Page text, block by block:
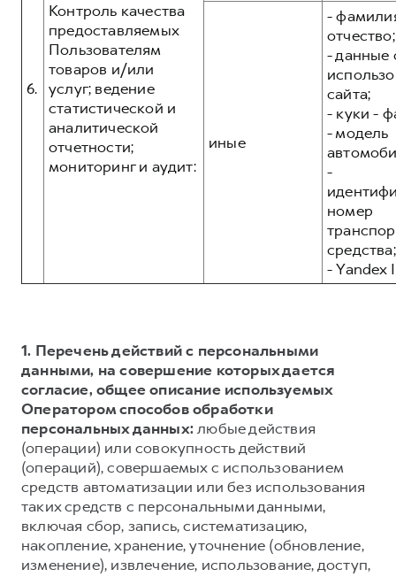
6.
Контроль качества
предоставляемых
Пользователям
товаров и/или
услуг; ведение
статистической и
аналитической
отчетности;
мониторинг и аудит:
иные
-
отчество;
- данные
сайта;
- куки -
- модель
-
номер
средства;
- Yandex
1. Перечень действий с персональными
данными, на совершение которых дается
согласие, общее описание используемых
Оператором способов обработки
персональных данных:любые действия
(операции) или совокупность действий
(операций), совершаемых с использованием
средств автоматизации или без использования
таких средств с персональными данными,
включая сбор, запись, систематизацию,
накопление, хранение, уточнение (обновление,
изменение), извлечение, использование, доступ,